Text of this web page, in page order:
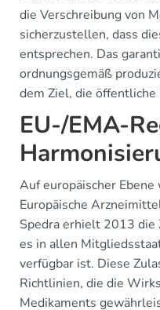
die Verschreibung von
sicherzustellen, dass
entsprechen. Das
ordnungsgemäß
dem Ziel, die öffentliche
EU-/EMA-
Auf europäischer
Europäische
Spedra erhielt 2013 die
es in allen
verfügbar ist. Diese
Richtlinien, die die
Medikaments